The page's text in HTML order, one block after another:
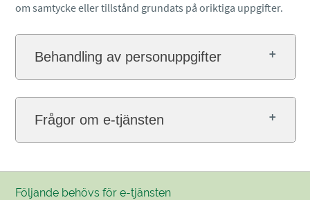
om samtycke eller tillstånd grundats på oriktiga uppgifter.
Behandling av personuppgifter
Frågor om e-tjänsten
Följande behövs för e-tjänsten